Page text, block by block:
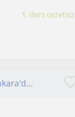
1. ders ücretsiz
ODTÜ Fizik 4. Sınıf öğrencisi olarak Fizik ve Matematik alanında Ankara'da 3 yıldır YKS öğrencilerine ders veriyorum